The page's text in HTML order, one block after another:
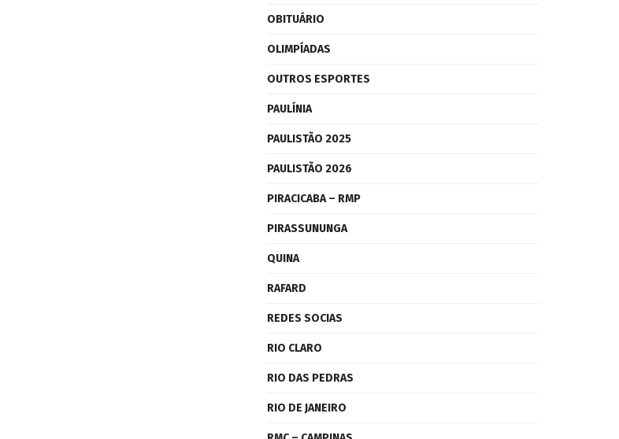
OBITUÁRIO
OLIMPÍADAS
OUTROS ESPORTES
PAULÍNIA
PAULISTÃO 2025
PAULISTÃO 2026
PIRACICABA – RMP
PIRASSUNUNGA
QUINA
RAFARD
REDES SOCIAS
RIO CLARO
RIO DAS PEDRAS
RIO DE JANEIRO